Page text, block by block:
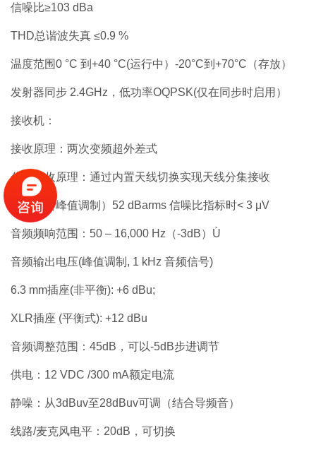
信噪比≥103 dBa
THD总谐波失真 ≤0.9 %
温度范围0 °C 到+40 °C(运行中）-20°C到+70°C（存放）
发射器同步 2.4GHz，低功率OQPSK(仅在同步时启用）
接收机：
接收原理：两次变频超外差式
分集接收原理：通过内置天线切换实现天线分集接收
灵敏度（峰值调制）52 dBarms 信噪比指标时< 3 μV
音频频响范围：50 – 16,000 Hz（-3dB）Ù
音频输出电压(峰值调制, 1 kHz 音频信号)
6.3 mm插座(非平衡): +6 dBu;
XLR插座 (平衡式): +12 dBu
音频调整范围：45dB，可以-5dB步进调节
供电：12 VDC /300 mA额定电流
静噪：从3dBuv至28dBuv可调（结合导频音）
线路/麦克风电平：20dB，可切换